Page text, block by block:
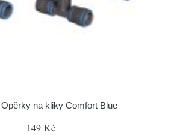
na kliky Comfort Blue
149 Kč